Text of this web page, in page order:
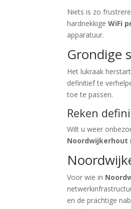
Niets is zo
hardnekkigeWiFi
apparatuur.
Grondige
Het lukraak
definitief te
toe te passen.
Reken
Wilt u weer
Noordwijkerhout
Voor wie in
en de prachtige